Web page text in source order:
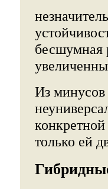
бесшумная
Из минусов
только ей